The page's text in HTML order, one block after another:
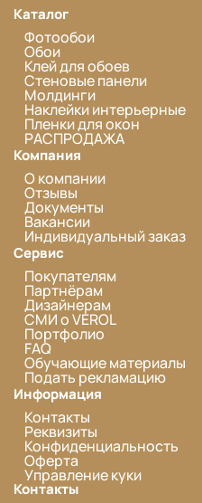
Каталог
Фотообои
Обои
Клей для обоев
Стеновые панели
Молдинги
Наклейки интерьерные
Пленки для окон
РАСПРОДАЖА
Компания
О компании
Отзывы
Документы
Вакансии
Индивидуальный заказ
Сервис
Покупателям
Партнёрам
Дизайнерам
СМИ о VEROL
Портфолио
FAQ
Обучающие материалы
Подать рекламацию
Информация
Контакты
Реквизиты
Конфиденциальность
Оферта
Управление куки
Контакты